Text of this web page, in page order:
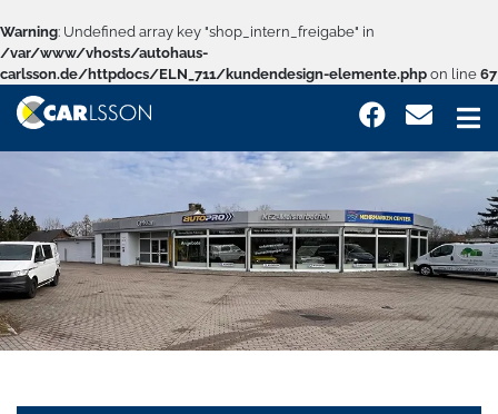
Warning: Undefined array key "shop_intern_freigabe" in
/var/www/vhosts/autohaus-
carlsson.de/httpdocs/ELN_711/kundendesign-elemente.php on line 67